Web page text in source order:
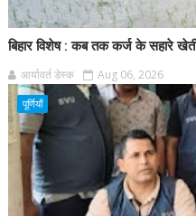
बिहार विशेष : कब तक कर्ज के सहारे
आर्यावर्त डेस्क Aug 06, 2026
पूर्णियाँ